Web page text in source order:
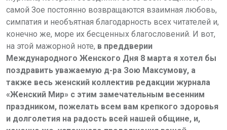
самой Зое постоянно возвращаются взаимная любовь,
симпатия и необъятная благодарность всех читателей и,
конечно же, море их бесценных благословений. И вот,
на этой мажорной ноте, в преддверии
Международного Женского Дня 8 марта я хотел бы
поздравить уважаемую д-ра Зою Максумову, а
также весь женский коллектив редакции журнала
«Женский Мир» с этим замечательным весенним
праздником, пожелать всем вам крепкого здоровья
и долголетия на радость всей нашей общине, и,